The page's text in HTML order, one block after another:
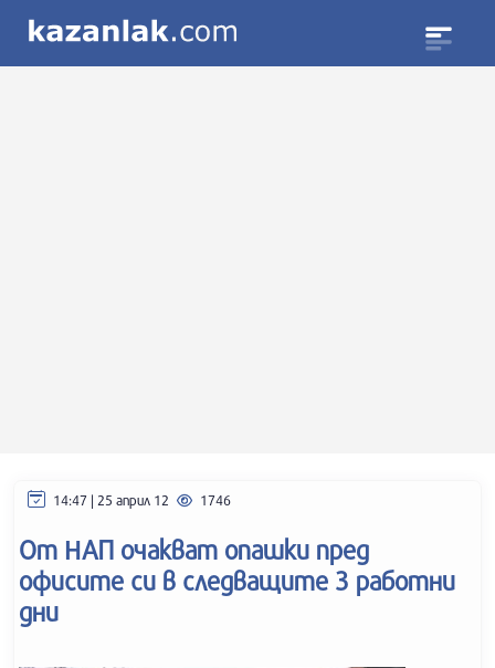
14:47 | 25 април 12 1746
От НАП очакват опашки пред
офисите си в следващите 3 работни
дни